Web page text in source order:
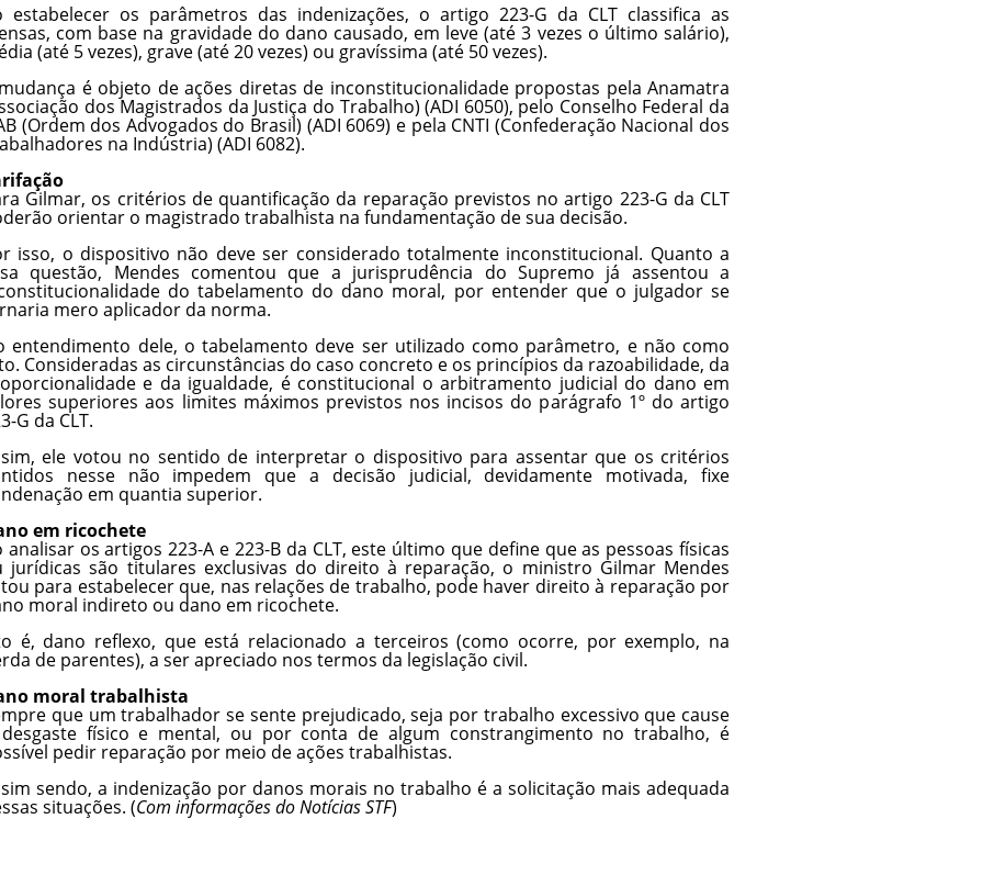
estabelecer os parâmetros das indenizações, o artigo 223-G da CLT classifica as
com base na gravidade do dano causado, em leve (até 3 vezes o último salário),
(até 5 vezes), grave (até 20 vezes) ou gravíssima (até 50 vezes).
é objeto de ações diretas de inconstitucionalidade propostas pela Anamatra
dos Magistrados da Justiça do Trabalho) (ADI 6050), pelo Conselho Federal da
(Ordem dos Advogados do Brasil) (ADI 6069) e pela CNTI (Confederação Nacional dos
na Indústria) (ADI 6082).
Gilmar, os critérios de quantificação da reparação previstos no artigo 223-G da CLT
orientar o magistrado trabalhista na fundamentação de sua decisão.
isso, o dispositivo não deve ser considerado totalmente inconstitucional. Quanto a
questão, Mendes comentou que a jurisprudência do Supremo já assentou a
do tabelamento do dano moral, por entender que o julgador se
mero aplicador da norma.
entendimento dele, o tabelamento deve ser utilizado como parâmetro, e não como
Consideradas as circunstâncias do caso concreto e os princípios da razoabilidade, da
e da igualdade, é constitucional o arbitramento judicial do dano em
superiores aos limites máximos previstos nos incisos do parágrafo 1º do artigo
G da CLT.
ele votou no sentido de interpretar o dispositivo para assentar que os critérios
nesse não impedem que a decisão judicial, devidamente motivada, fixe
em quantia superior.
em ricochete
analisar os artigos 223-A e 223-B da CLT, este último que define que as pessoas físicas
jurídicas são titulares exclusivas do direito à reparação, o ministro Gilmar Mendes
para estabelecer que, nas relações de trabalho, pode haver direito à reparação por
moral indireto ou dano em ricochete.
é, dano reflexo, que está relacionado a terceiros (como ocorre, por exemplo, na
de parentes), a ser apreciado nos termos da legislação civil.
moral trabalhista
que um trabalhador se sente prejudicado, seja por trabalho excessivo que cause
físico e mental, ou por conta de algum constrangimento no trabalho, é
pedir reparação por meio de ações trabalhistas.
sendo, a indenização por danos morais no trabalho é a solicitação mais adequada
situações. (Com informações do Notícias STF)